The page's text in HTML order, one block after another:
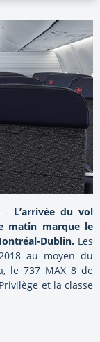
– L’arrivée du vol
matin marque le
Dublin.Les
au moyen du
le 737 MAX 8 de
et la classe